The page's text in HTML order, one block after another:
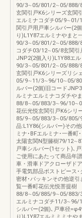
90/3∼05/801/2∼05/
玄関引戸K6シリーズ玄関
エルミナコダチ05/
関引戸用戸車シルバー(2
り)L1Y87エルミナやまと
90/3∼05/801/2∼05/
コダチ03/12∼05/8玄関引
JNP2(2個入り)L1Y88エ
90/3∼05/801/2∼05/
玄関引戸K6シリーズリシ
05/9∼11/3∼96/10∼05/
ルバー(2個)旧コード
ルミナエルミナコダチや
88/8∼05/883/3∼96/
花伝光悦玄関引戸K6シリ
85/9∼05/883/3∼05/805/
品:L1Y86(シルバー)その
ミナ･BFエルミナ･一番町
太陽玄関N型籐樹79/
戸車シルバー(1セット)､
ご使用にあたって商品年
車・滑車ドアクローザド
手電気部品ポストピース
密材･パッキンその他逆
覧一番町花伝光悦菩提樹
88/8∼05/885/9∼05/883/
エルミナコダチ11/
シルバー(2個)､戸車径
り)L1Y87エルミミミナや